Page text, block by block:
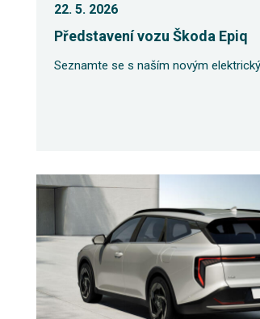
22. 5. 2026
Představení vozu Škoda Epiq
Seznamte se s naším novým